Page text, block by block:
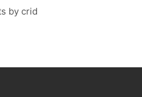
by crid